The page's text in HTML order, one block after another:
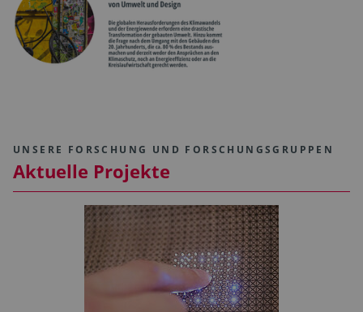
UNSERE FORSCHUNG UND FORSCHUNGSGRUPPEN
Aktuelle Projekte